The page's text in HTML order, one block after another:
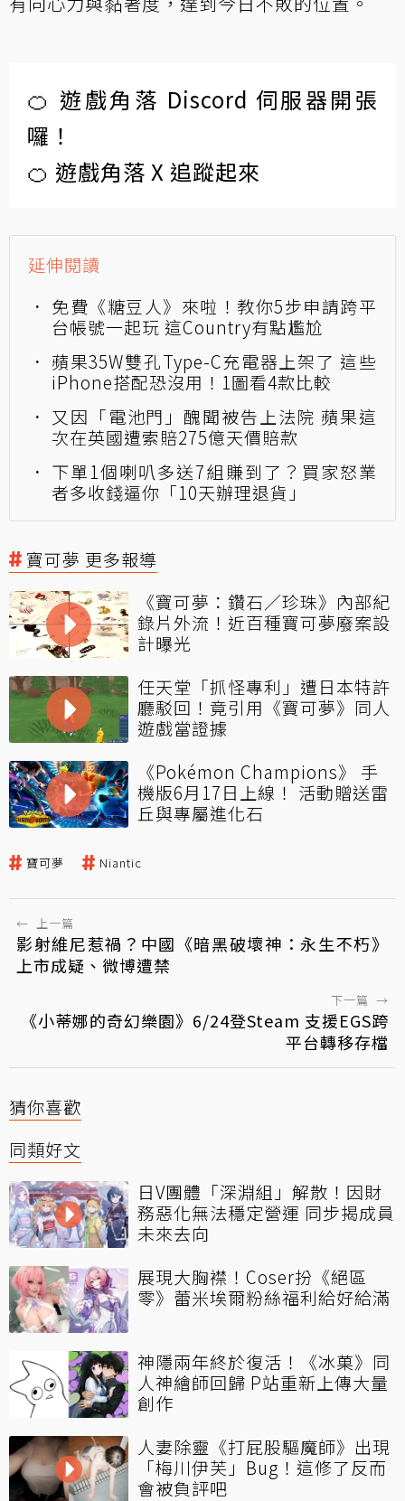
🍊 遊戲角落 Discord 伺服器開張
囉！
🍊 遊戲角落 X 追蹤起來
延伸閱讀
免費《糖豆人》來啦！教你5步申請跨平
台帳號一起玩 這Country有點尷尬
蘋果35W雙孔Type-C充電器上架了 這些
iPhone搭配恐沒用！1圖看4款比較
又因「電池門」醜聞被告上法院 蘋果這
次在英國遭索賠275億天價賠款
下單1個喇叭多送7組賺到了？買家怒業
者多收錢逼你「10天辦理退貨」
寶可夢 更多報導
《寶可夢：鑽石／珍珠》內部紀
錄片外流！近百種寶可夢廢案設
計曝光
任天堂「抓怪專利」遭日本特許
廳駁回！竟引用《寶可夢》同人
遊戲當證據
《Pokémon Champions》 手
機版6月17日上線！ 活動贈送雷
丘與專屬進化石
寶可夢 Niantic
← 上一篇
影射維尼惹禍？中國《暗黑破壞神：永生不朽》
上市成疑、微博遭禁
下一篇 →
《小蒂娜的奇幻樂園》6/24登Steam 支援EGS跨
平台轉移存檔
猜你喜歡
同類好文
日V團體「深淵組」解散！因財
務惡化無法穩定營運 同步揭成員
未來去向
展現大胸襟！Coser扮《絕區
零》蕾米埃爾粉絲福利給好給滿
神隱兩年終於復活！《冰菓》同
人神繪師回歸 P站重新上傳大量
創作
人妻除靈《打屁股驅魔師》出現
「梅川伊芙」Bug！這修了反而
會被負評吧